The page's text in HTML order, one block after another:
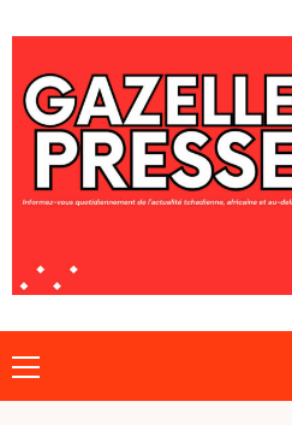
to
content
Primary
Menu